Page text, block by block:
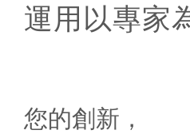
運用以專家
您的創新，